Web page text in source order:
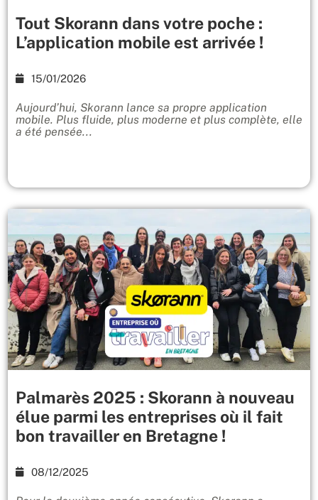
Tout Skorann dans votre poche :
L’application mobile est arrivée !
15/01/2026
Aujourd’hui, Skorann lance sa propre application
mobile. Plus fluide, plus moderne et plus complète, elle
a été pensée...
Palmarès 2025 : Skorann à nouveau
élue parmi les entreprises où il fait
bon travailler en Bretagne !
08/12/2025